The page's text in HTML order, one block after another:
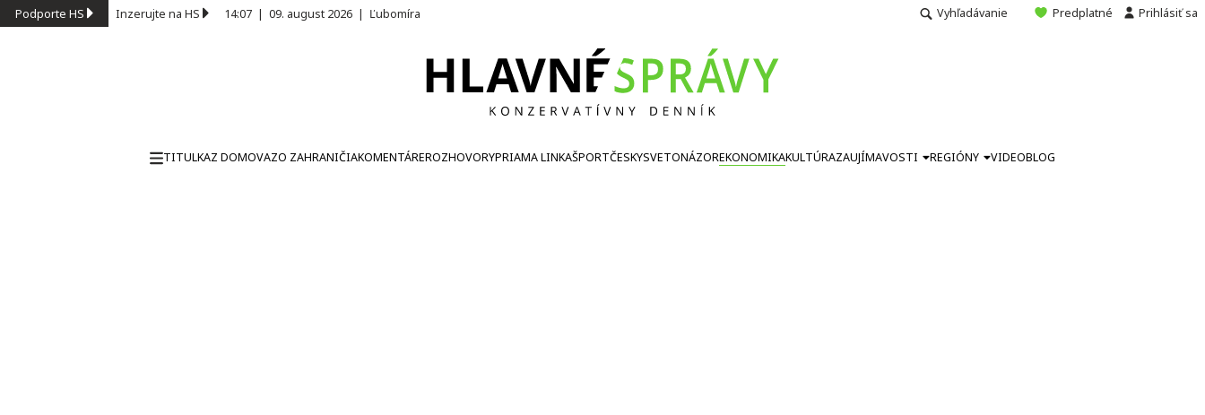
Podporte HS Inzerujte na HS 14:07 | 09. august 2026 | Ľubomíra Vyhľadávanie Predplatné Prihlásiť sa
TITULKAZ DOMOVAZO ZAHRANIČIAKOMENTÁREROZHOVORYPRIAMA LINKAŠPORTČESKYSVETONÁZOREKONOMIKAKULTÚRAZAUJÍMAVOSTI REGIÓNY VIDEOBLOG